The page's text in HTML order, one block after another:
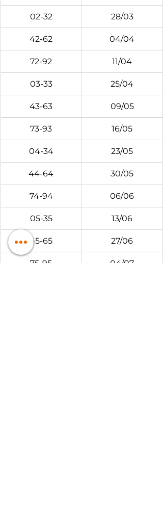
02-32 28/03
42-62 04/04
72-92 11/04
03-33 25/04
43-63 09/05
73-93 16/05
04-34 23/05
44-64 30/05
74-94 06/06
05-35 13/06
45-65 27/06
75-95 04/07